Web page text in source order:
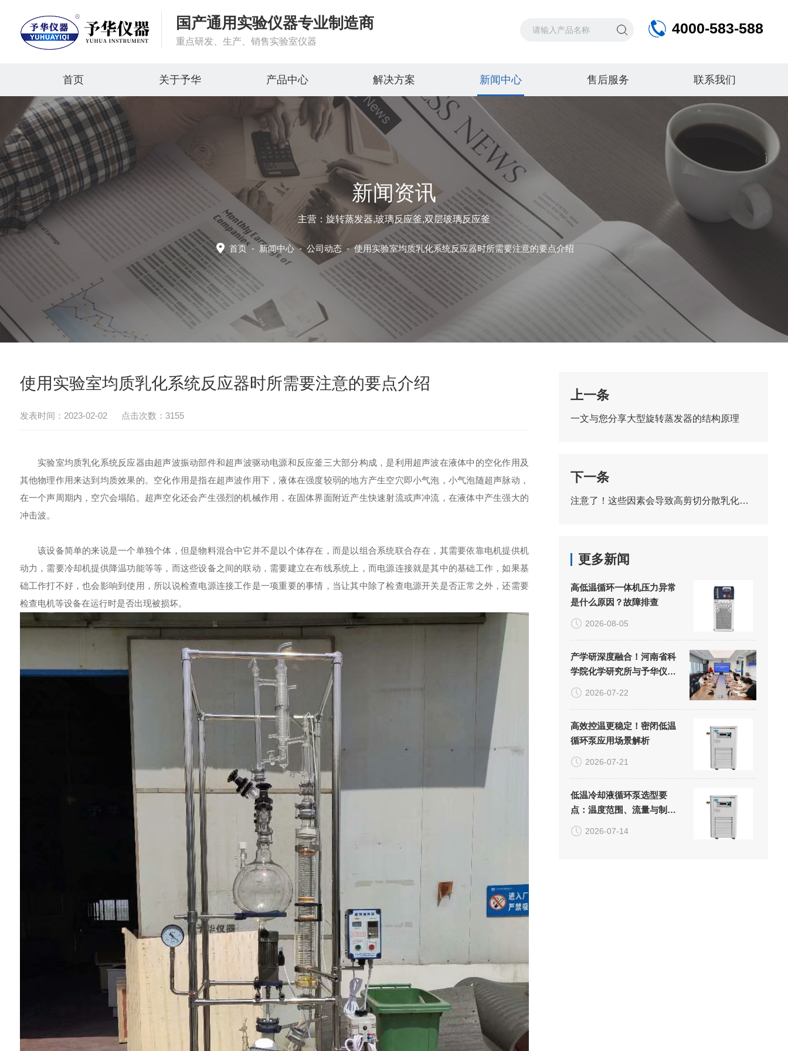
国产通用实验仪器专业制造商
重点研发、生产、销售实验室仪器
4000-583-588
首页 关于予华 产品中心 解决方案 新闻中心 售后服务 联系我们
新闻资讯
主营：旋转蒸发器,玻璃反应釜,双层玻璃反应釜
首页- 新闻中心-公司动态 -使用实验室均质乳化系统反应器时所需要注意的要点介绍
使用实验室均质乳化系统反应器时所需要注意的要点介绍
发表时间：2023-02-02 点击次数：3155
实验室均质乳化系统反应器由超声波振动部件和超声波驱动电源和反应釜三大部分构成，是利用超声波在液体中的空化作用及
其他物理作用来达到均质效果的。空化作用是指在超声波作用下，液体在强度较弱的地方产生空穴即小气泡，小气泡随超声脉动，
在一个声周期内，空穴会塌陷。超声空化还会产生强烈的机械作用，在固体界面附近产生快速射流或声冲流，在液体中产生强大的
冲击波。
该设备简单的来说是一个单独个体，但是物料混合中它并不是以个体存在，而是以组合系统联合存在，其需要依靠电机提供机
动力，需要冷却机提供降温功能等等，而这些设备之间的联动，需要建立在布线系统上，而电源连接就是其中的基础工作，如果基
础工作打不好，也会影响到使用，所以说检查电源连接工作是一项重要的事情，当让其中除了检查电源开关是否正常之外，还需要
检查电机等设备在运行时是否出现被损坏。
上一条
一文与您分享大型旋转蒸发器的结构原理
下一条
注意了！这些因素会导致高剪切分散乳化机运行的不稳定
更多新闻
高低温循环一体机压力异常
是什么原因？故障排查
2026-08-05
产学研深度融合！河南省科
学院化学研究所与予华仪器
共建联合实验室正式揭牌
2026-07-22
高效控温更稳定！密闭低温
循环泵应用场景解析
2026-07-21
低温冷却液循环泵选型要
点：温度范围、流量与制冷
效率
2026-07-14